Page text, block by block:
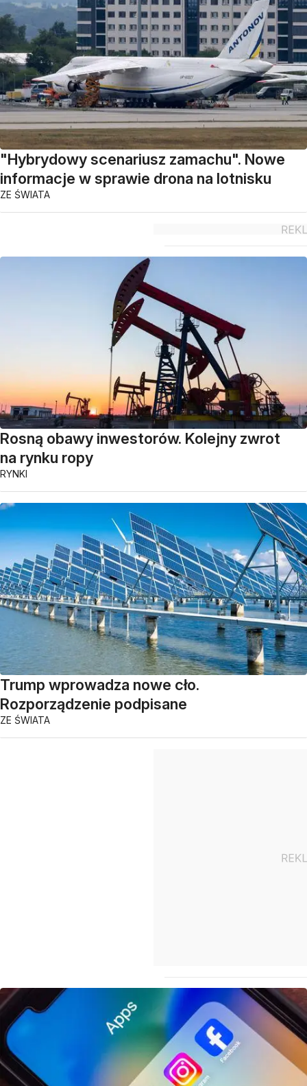
"Hybrydowy scenariusz zamachu". Nowe
informacje w sprawie drona na lotnisku
ZE ŚWIATA
Rosną obawy inwestorów. Kolejny zwrot
na rynku ropy
RYNKI
Trump wprowadza nowe cło.
Rozporządzenie podpisane
ZE ŚWIATA